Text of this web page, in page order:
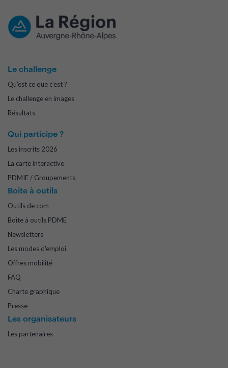
Le challenge
Qu'est ce que c'est ?
Le challenge en images
Résultats
Qui participe ?
Les inscrits 2026
La carte interactive
PDMIE / Groupements
Boite à outils
Outils de com
Boîte à outils PDME
Newsletters
Les modes d'emploi
Offres mobilité
FAQ
Charte graphique
Presse
Les organisateurs
Les partenaires